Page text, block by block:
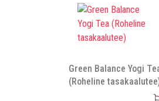
Green Balance Yogi
(Roheline